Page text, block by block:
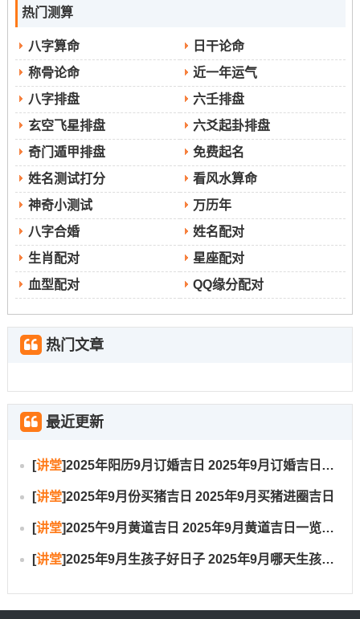
造、动土、上梁、开光、进人口、开市、交易、立
券、挂匾、安床、入宅、移徙、栽种、伐木、入
殓、破土、除服、成服
忌 无
吉时9:00-10：59（辛巳时）；17：00-18：59（乙
酉时）；21:00-22:59（丁亥时）
适合人群这是本月极其难得的“百无禁忌”之日，宜事
繁多；几乎适合每一个家庭乔迁 并可结合安床、开
业等多种喜庆活动！
不宜再此日搬家。
宜开市、交易、立券、挂匾、祭祀、开光、进人
口、入宅、安床、出火、拆卸、修造、动土、栽种
嫁娶、立碑、出行、伐木、安葬、行丧、移徙、
纳畜
庭，利于稳定家运。
热门测算
八字算命
日干论命
称骨论命
近一年运气
八字排盘
六壬排盘
玄空飞星排盘
六爻起卦排盘
奇门遁甲排盘
免费起名
姓名测试打分
看风水算命
神奇小测试
万历年
八字合婚
姓名配对
生肖配对
星座配对
血型配对
QQ缘分配对
热门文章
最近更新
[讲堂]2025年阳历9月订婚吉日 2025年9月订婚吉日有哪几天
[讲堂]2025年9月份买猪吉日 2025年9月买猪进圈吉日
[讲堂]2025午9月黄道吉日 2025年9月黄道吉日一览表大全
[讲堂]2025年9月生孩子好日子 2025年9月哪天生孩子比较好